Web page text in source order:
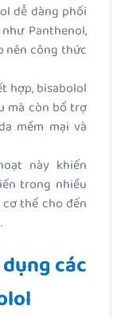
dễ dàng phối
Panthenol,
nên công thức
hợp, bisabolol
mà còn bổ trợ
mềm mại và
này khiến
trong nhiều
thể cho đến
các